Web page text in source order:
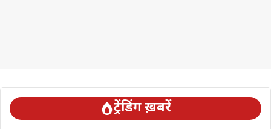
ट्रेंडिंग ख़बरें